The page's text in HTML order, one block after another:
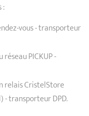
:
vous - transporteur
PICKUP -
relais CristelStore
- transporteur DPD.